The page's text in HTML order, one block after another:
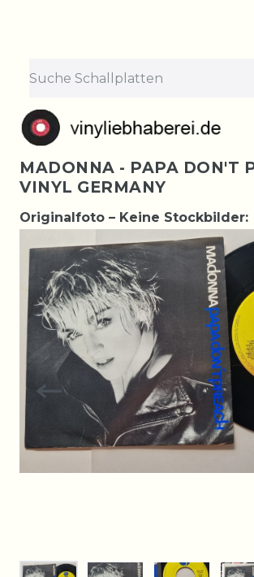
MADONNA - PAPA DON'T
VINYL GERMANY
Originalfoto – Keine Stockbilder: